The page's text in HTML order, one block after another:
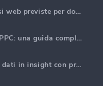
Principali 5 tendenze di analisi web previste per dominare nel 2025
Generare report di marketing PPC: una guida completa
Analisi Web AI: Trasformare i dati in insight con precisione